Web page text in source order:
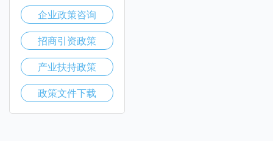
企业政策咨询
招商引资政策
产业扶持政策
政策文件下载